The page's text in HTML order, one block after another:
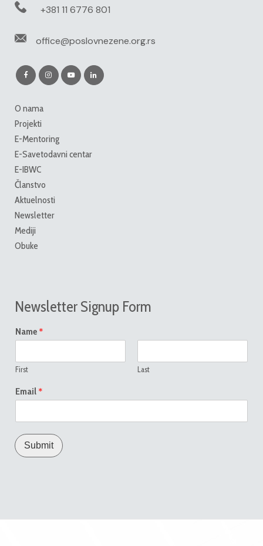
+381 11 6776 801
office@poslovnezene.org.rs
O nama
Projekti
E-Mentoring
E-Savetodavni centar
E-IBWC
Članstvo
Aktuelnosti
Newsletter
Mediji
Obuke
Newsletter Signup Form
Name *
First Last
Email *
Submit